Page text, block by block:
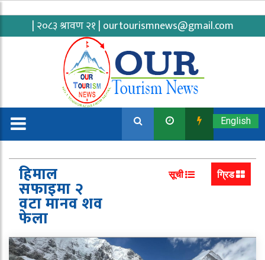
| २०८३ श्रावण २१ | ourtourismnews@gmail.com
English
हिमाल
सफाइमा २
वटा मानव शव
फेला
सूची ग्रिड